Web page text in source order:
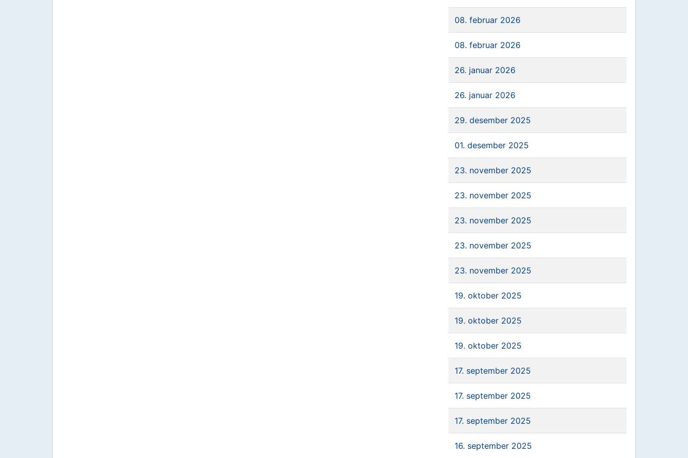
08. februar 2026
08. februar 2026
26. januar 2026
26. januar 2026
29. desember 2025
01. desember 2025
23. november 2025
23. november 2025
23. november 2025
23. november 2025
23. november 2025
19. oktober 2025
19. oktober 2025
19. oktober 2025
17. september 2025
17. september 2025
17. september 2025
16. september 2025